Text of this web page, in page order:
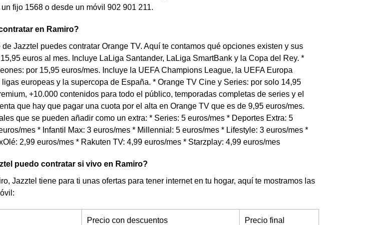
fijo 1568 o desde un móvil 902 901 211.
en Ramiro?
Jazztel puedes contratar Orange TV. Aquí te contamos qué opciones existen y sus
euros al mes. Incluye LaLiga Santander, LaLiga SmartBank y la Copa del Rey. *
por 15,95 euros/mes. Incluye la UEFA Champions League, la UEFA Europa
europeas y la supercopa de España. * Orange TV Cine y Series: por solo 14,95
+10.000 contenidos para todo el público, temporadas completas de series y el
que hay que pagar una cuota por el alta en Orange TV que es de 9,95 euros/mes.
que se pueden añadir como un extra: * Series: 5 euros/mes * Deportes Extra: 5
mes * Infantil Max: 3 euros/mes * Millennial: 5 euros/mes * Lifestyle: 3 euros/mes *
2,99 euros/mes * Rakuten TV: 4,99 euros/mes * Starzplay: 4,99 euros/mes
puedo contratar si vivo en Ramiro?
Jazztel tiene para ti unas ofertas para tener internet en tu hogar, aquí te mostramos las
Precio con descuentos Precio final